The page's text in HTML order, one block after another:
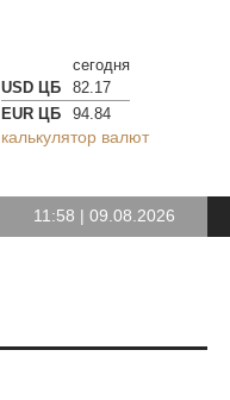
сегодня
USD ЦБ
82.17
EUR ЦБ
94.84
калькулятор валют
11:58 | 09.08.2026